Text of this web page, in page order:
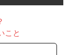
こと